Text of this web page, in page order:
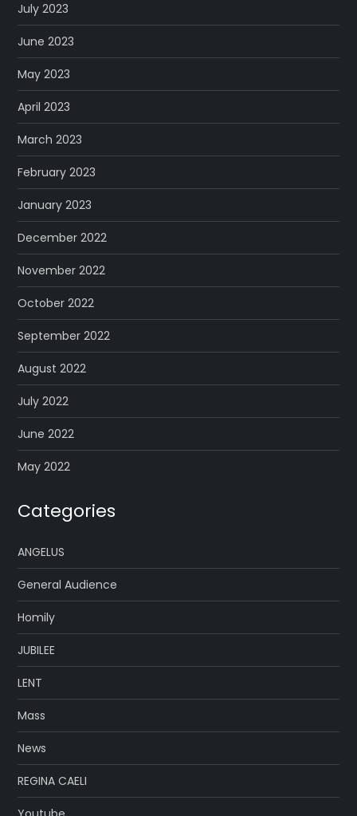
July 2023
June 2023
May 2023
April 2023
March 2023
February 2023
January 2023
December 2022
November 2022
October 2022
September 2022
August 2022
July 2022
June 2022
May 2022
Categories
ANGELUS
General Audience
Homily
JUBILEE
LENT
Mass
News
REGINA CAELI